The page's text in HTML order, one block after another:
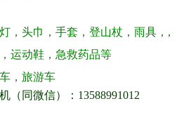
，头巾，手套，登山杖，雨具，,
运动鞋，急救药品等
，旅游车
（同微信）：13588991012